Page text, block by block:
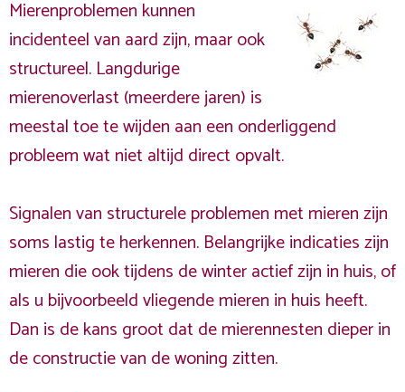
Mierenproblemen kunnen
incidenteel van aard zijn, maar ook
structureel. Langdurige
mierenoverlast (meerdere jaren) is
meestal toe te wijden aan een onderliggend
probleem wat niet altijd direct opvalt.
Signalen van structurele problemen met mieren zijn
soms lastig te herkennen. Belangrijke indicaties zijn
mieren die ook tijdens de winter actief zijn in huis, of
als u bijvoorbeeld vliegende mieren in huis heeft.
Dan is de kans groot dat de mierennesten dieper in
de constructie van de woning zitten.